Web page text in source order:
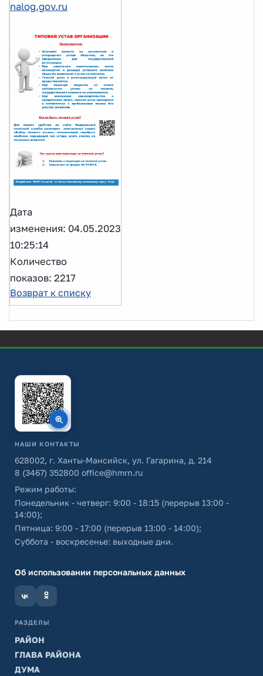
nalog.gov.ru
Дата
изменения: 04.05.2023
10:25:14
Количество
показов: 2217
Возврат к списку
НАШИ КОНТАКТЫ
628002, г. Ханты-Мансийск, ул. Гагарина, д. 214
8 (3467) 352800 office@hmrn.ru
Режим работы:
Понедельник - четверг: 9:00 - 18:15 (перерыв 13:00 -
14:00);
Пятница: 9:00 - 17:00 (перерыв 13:00 - 14:00);
Суббота - воскресенье: выходные дни.
Об использовании персональных данных
РАЗДЕЛЫ
РАЙОН
ГЛАВА РАЙОНА
ДУМА